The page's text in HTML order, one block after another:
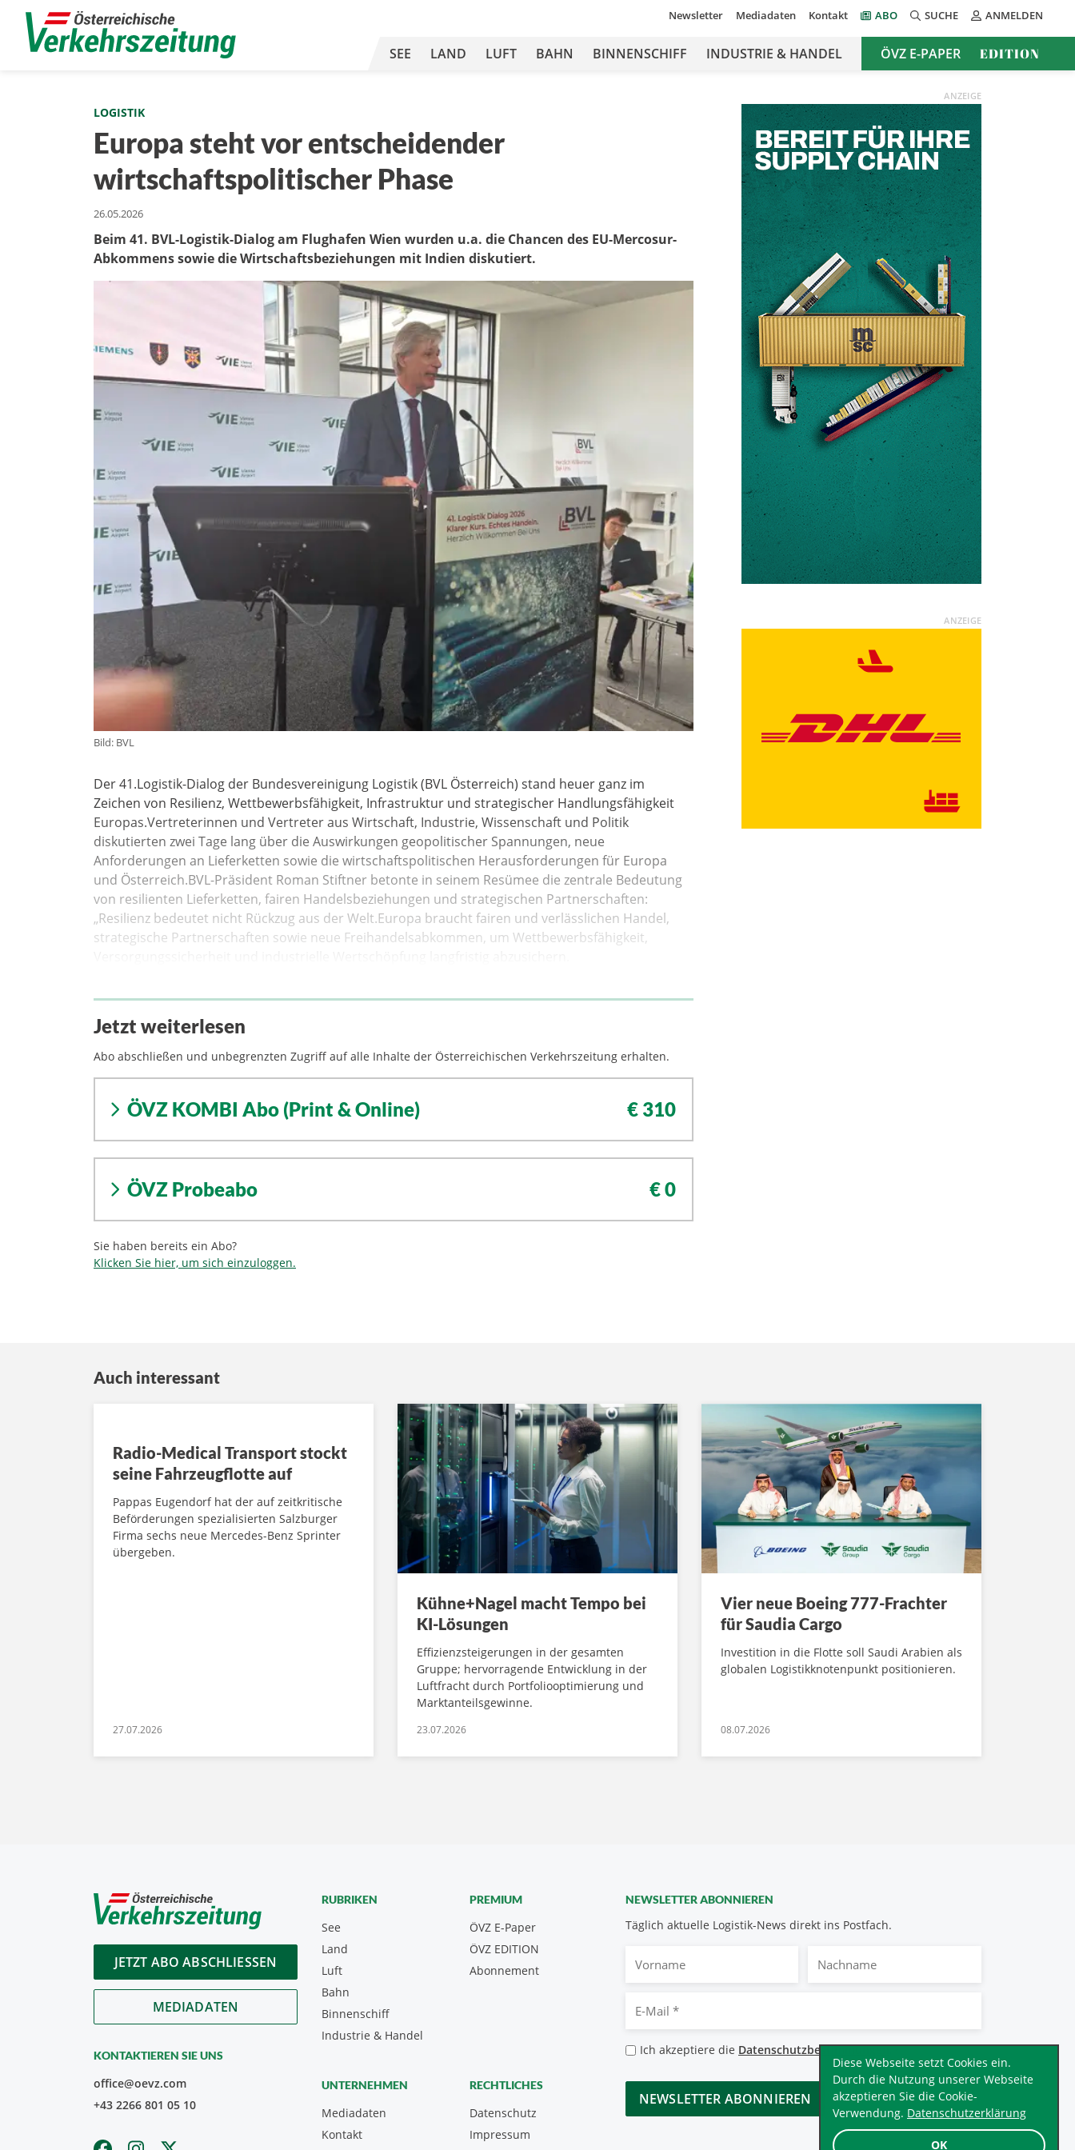
OK
Diese Webseite setzt Cookies ein.
Durch die Nutzung unserer Webseite
akzeptieren Sie die Cookie-
Verwendung. Datenschutzerklärung
Newsletter Mediadaten Kontakt ABO SUCHE ANMELDEN
SEE LAND LUFT BAHN BINNENSCHIFF INDUSTRIE & HANDEL ÖVZ E-PAPER EDITION
LOGISTIK
Europa steht vor entscheidender
wirtschaftspolitischer Phase
26.05.2026
Beim 41. BVL-Logistik-Dialog am Flughafen Wien wurden u.a. die Chancen des EU-Mercosur-
Abkommens sowie die Wirtschaftsbeziehungen mit Indien diskutiert.
Bild: BVL
Der 41.Logistik-Dialog der Bundesvereinigung Logistik (BVL Österreich) stand heuer ganz im
Zeichen von Resilienz, Wettbewerbsfähigkeit, Infrastruktur und strategischer Handlungsfähigkeit
Europas.Vertreterinnen und Vertreter aus Wirtschaft, Industrie, Wissenschaft und Politik
diskutierten zwei Tage lang über die Auswirkungen geopolitischer Spannungen, neue
Anforderungen an Lieferketten sowie die wirtschaftspolitischen Herausforderungen für Europa
und Österreich.BVL-Präsident Roman Stiftner betonte in seinem Resümee die zentrale Bedeutung
von resilienten Lieferketten, fairen Handelsbeziehungen und strategischen Partnerschaften:
„Resilienz bedeutet nicht Rückzug aus der Welt.Europa braucht fairen und verlässlichen Handel,
strategische Partnerschaften sowie neue Freihandelsabkommen, um Wettbewerbsfähigkeit,
Jetzt weiterlesen
Abo abschließen und unbegrenzten Zugriff auf alle Inhalte der Österreichischen Verkehrszeitung erhalten.
ÖVZ KOMBI Abo (Print & Online) € 310
ÖVZ Probeabo € 0
Sie haben bereits ein Abo?
Klicken Sie hier, um sich einzuloggen.
ANZEIGE
ANZEIGE
Auch interessant
Radio-Medical Transport stockt
seine Fahrzeugflotte auf
Pappas Eugendorf hat der auf zeitkritische
Beförderungen spezialisierten Salzburger
Firma sechs neue Mercedes-Benz Sprinter
übergeben.
27.07.2026
Kühne+Nagel macht Tempo bei
KI-Lösungen
Effizienzsteigerungen in der gesamten
Gruppe; hervorragende Entwicklung in der
Luftfracht durch Portfoliooptimierung und
Marktanteilsgewinne.
23.07.2026
Vier neue Boeing 777-Frachter
für Saudia Cargo
Investition in die Flotte soll Saudi Arabien als
globalen Logistikknotenpunkt positionieren.
08.07.2026
JETZT ABO ABSCHLIESSEN
MEDIADATEN
KONTAKTIEREN SIE UNS
office@oevz.com
+43 2266 801 05 10
NEWSLETTER ABONNIEREN
Täglich aktuelle Logistik-News direkt ins Postfach.
Mail
Datenschutzbestimmungen
Ich akzeptiere die Datenschutzbestimmungen.*
CAPTCHA
RUBRIKEN
See
Land
Luft
Bahn
Binnenschiff
Industrie & Handel
PREMIUM
ÖVZ E-Paper
Abonnement
ÖVZ EDITION
UNTERNEHMEN
Mediadaten
Kontakt
RECHTLICHES
Datenschutz
Impressum